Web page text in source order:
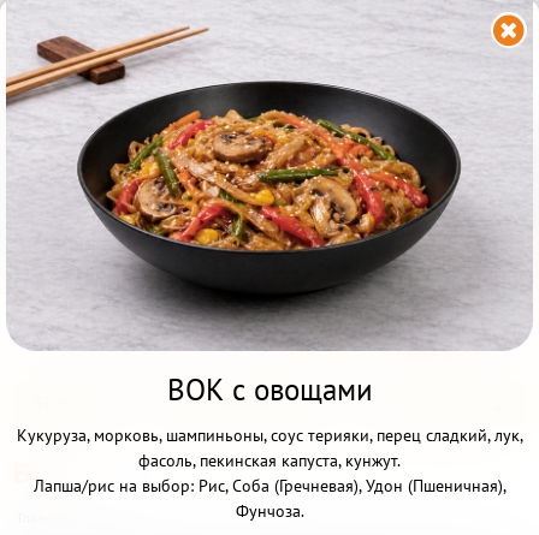
Калининград ул. Фрунзе
+7 (921) 090-58-88
с 22.00 до 11.00
Другой ресторан
Франшиза
НАБОРЫ 
ГОРЯЧИЕ НАБОРЫ

Акции и скидки Всё меню
От Бренд Шефа
Вок

ВОК с овощами
Кукуруза, морковь, шампиньоны, соус терияки, перец сладкий, лук,
фасоль, пекинская капуста, кунжут.
Лапша/рис на выбор: Рис, Соба (Гречневая), Удон (Пшеничная),
Фунчоза.